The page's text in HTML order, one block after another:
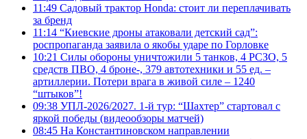
11:49 Садовый трактор Honda: стоит ли переплачивать
за бренд
11:14 “Киевские дроны атаковали детский сад”:
роспропаганда заявила о якобы ударе по Горловке
10:21 Силы обороны уничтожили 5 танков, 4 РСЗО, 5
средств ПВО, 4 броне-, 379 автотехники и 55 ед. –
артиллерии. Потери врага в живой силе – 1240
“штыков”!
09:38 УПЛ-2026/2027. 1-й тур: “Шахтер” стартовал с
яркой победы (видеообзоры матчей)
08:45 На Константиновском направлении